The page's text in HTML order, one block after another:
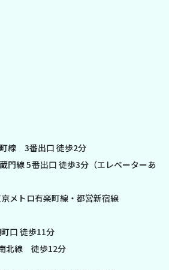
線 3番出口 徒歩2分
門線 5番出口 徒歩3分（エレベーターあ
メトロ有楽町線・都営新宿線
口 徒歩11分
北線 徒歩12分